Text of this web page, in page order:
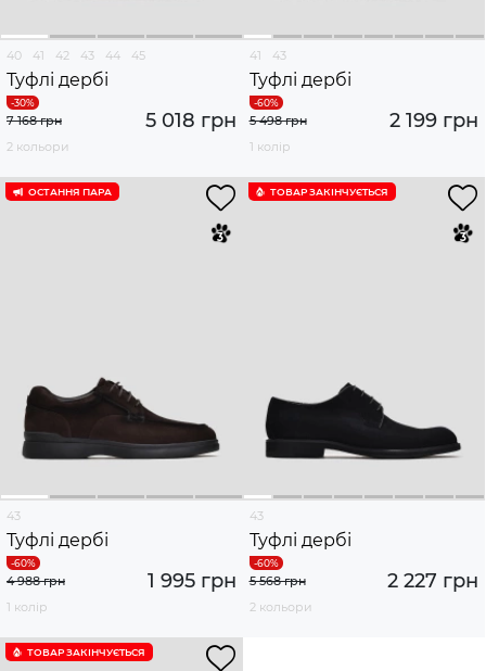
40 41 42 43 44 45
Туфлі дербі
5 018 грн
7 168 грн
2 кольори
41 43
Туфлі дербі
2 199 грн
5 498 грн
1 колір
ОСТАННЯ ПАРА
43
Туфлі дербі
1 995 грн
4 988 грн
1 колір
ТОВАР ЗАКІНЧУЄTЬСЯ
43
Туфлі дербі
2 227 грн
5 568 грн
2 кольори
ТОВАР ЗАКІНЧУЄTЬСЯ